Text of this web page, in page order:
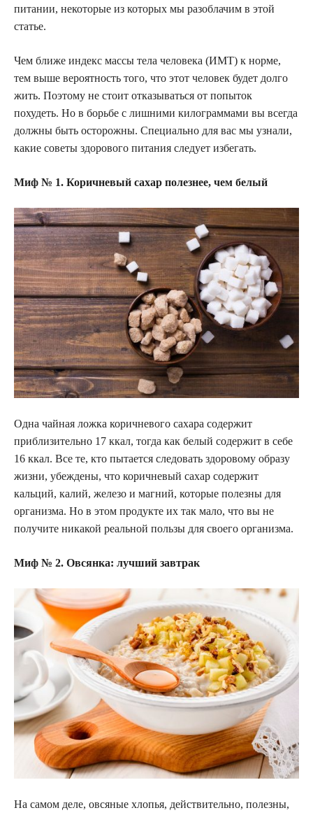
питании, некоторые из которых мы разоблачим в этой
статье.
Чем ближе индекс массы тела человека (ИМТ) к норме,
тем выше вероятность того, что этот человек будет долго
жить. Поэтому не стоит отказываться от попыток
похудеть. Но в борьбе с лишними килограммами вы всегда
должны быть осторожны. Специально для вас мы узнали,
какие советы здорового питания следует избегать.
Миф № 1. Коричневый сахар полезнее, чем белый
Одна чайная ложка коричневого сахара содержит
приблизительно 17 ккал, тогда как белый содержит в себе
16 ккал. Все те, кто пытается следовать здоровому образу
жизни, убеждены, что коричневый сахар содержит
кальций, калий, железо и магний, которые полезны для
организма. Но в этом продукте их так мало, что вы не
получите никакой реальной пользы для своего организма.
Миф № 2. Овсянка: лучший завтрак
На самом деле, овсяные хлопья, действительно, полезны,